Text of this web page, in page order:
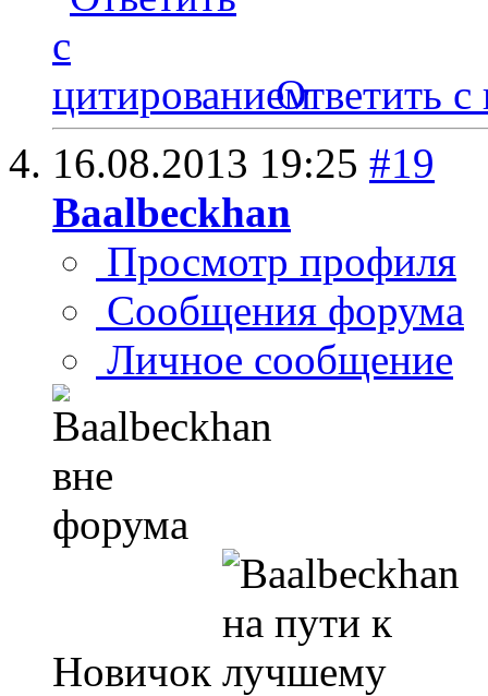
Ответить с
16.08.2013 19:25 #19
Baalbeckhan
Просмотр профиля
Сообщения форума
Личное сообщение
Новичок